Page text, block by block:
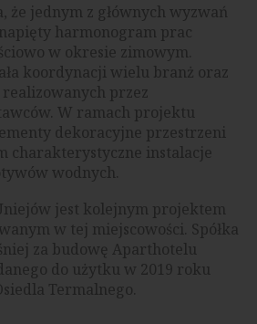
że jednym z głównych wyzwań
harmonogram prac
w okresie zimowym.
koordynacji wielu branż oraz
przez
W ramach projektu
dekoracyjne przestrzeni
charakterystyczne instalacje
wodnych.
jest kolejnym projektem
w tej miejscowości. Spółka
za budowę Aparthotelu
do użytku w 2019 roku
Termalnego.